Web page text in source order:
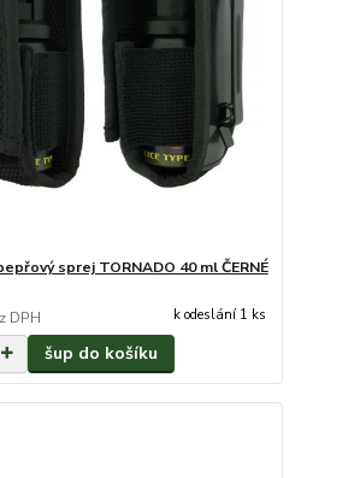
sprej TORNADO 40 ml ČERNÉ
DPH k odeslání 1 ks
šup do košíku